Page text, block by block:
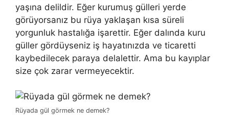
yaşına delildir. Eğer kurumuş gülleri yerde
görüyorsanız bu rüya yaklaşan kısa süreli
yorgunluk hastalığa işarettir. Eğer dalında kuru
güller gördüyseniz iş hayatınızda ve ticaretti
kaybedilecek paraya delalettir. Ama bu kayıplar
size çok zarar vermeyecektir.
Rüyada gül görmek ne demek?